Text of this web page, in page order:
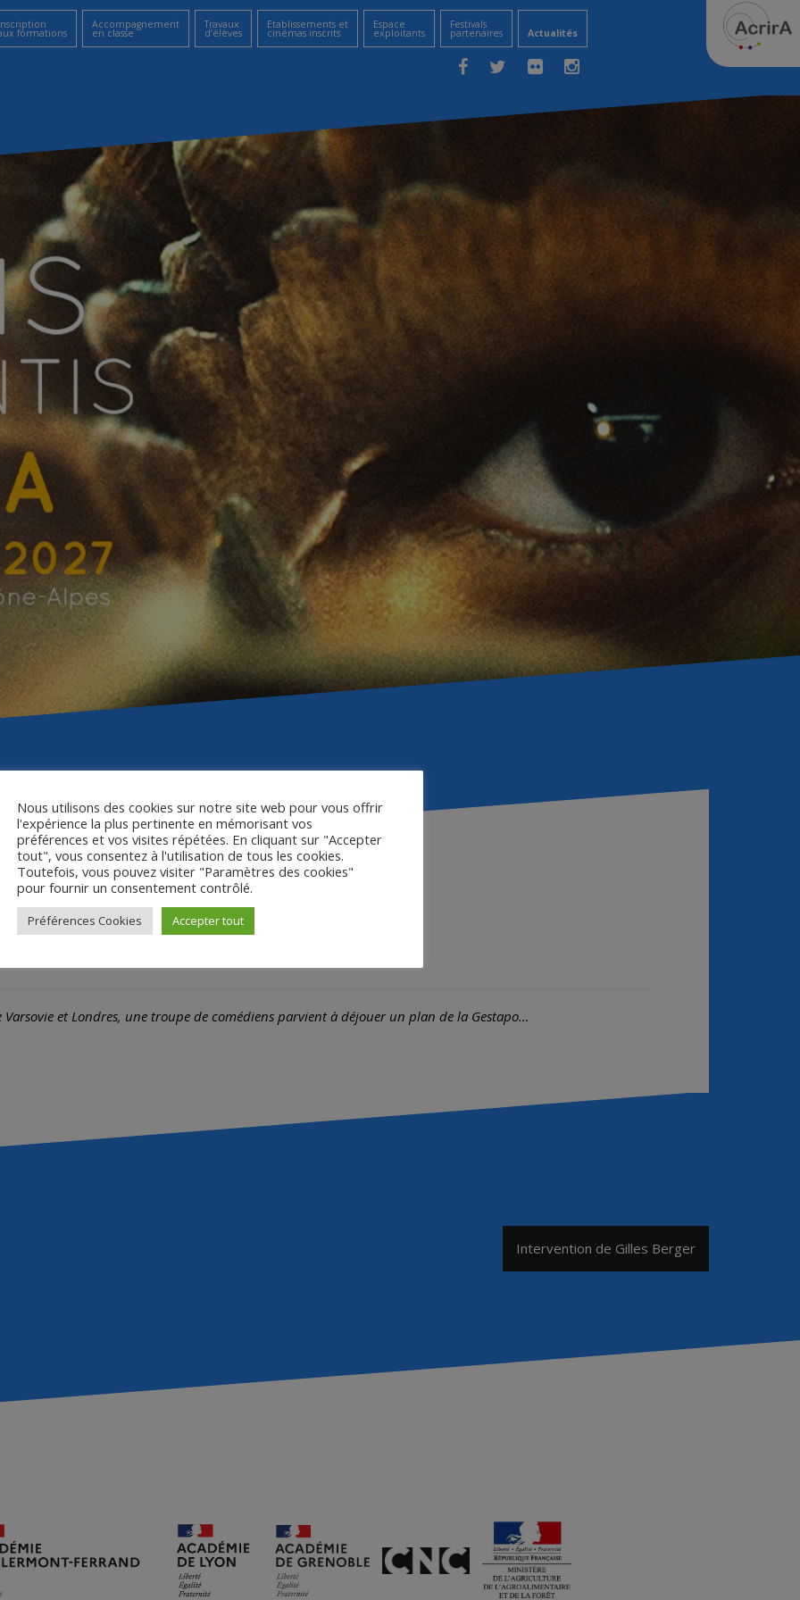
formations
Accompagnement
en classe
Travaux
d’élèves
Etablissements et
cinémas inscrits
Espace
exploitants
Festivals
partenaires Actualités
Synopsis
et Londres, une troupe de comédiens parvient à déjouer un plan de la Gestapo…
Intervention de Gilles Berger
Nous utilisons des cookies sur notre site web pour vous offrir
l'expérience la plus pertinente en mémorisant vos
préférences et vos visites répétées. En cliquant sur "Accepter
tout", vous consentez à l'utilisation de tous les cookies.
Toutefois, vous pouvez visiter "Paramètres des cookies"
pour fournir un consentement contrôlé.
Préférences Cookies Accepter tout